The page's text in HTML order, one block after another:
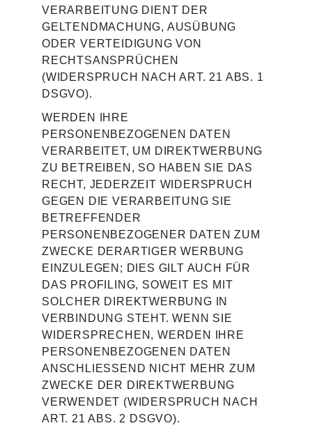
VERARBEITUNG DIENT DER
GELTENDMACHUNG, AUSÜBUNG
ODER VERTEIDIGUNG VON
RECHTSANSPRÜCHEN
(WIDERSPRUCH NACH ART. 21 ABS. 1
DSGVO).
WERDEN IHRE
PERSONENBEZOGENEN DATEN
VERARBEITET, UM DIREKTWERBUNG
ZU BETREIBEN, SO HABEN SIE DAS
RECHT, JEDERZEIT WIDERSPRUCH
GEGEN DIE VERARBEITUNG SIE
BETREFFENDER
PERSONENBEZOGENER DATEN ZUM
ZWECKE DERARTIGER WERBUNG
EINZULEGEN; DIES GILT AUCH FÜR
DAS PROFILING, SOWEIT ES MIT
SOLCHER DIREKTWERBUNG IN
VERBINDUNG STEHT. WENN SIE
WIDERSPRECHEN, WERDEN IHRE
PERSONENBEZOGENEN DATEN
ANSCHLIESSEND NICHT MEHR ZUM
ZWECKE DER DIREKTWERBUNG
VERWENDET (WIDERSPRUCH NACH
ART. 21 ABS. 2 DSGVO).